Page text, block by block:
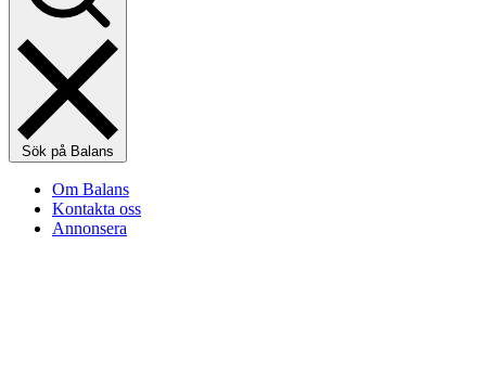
Sök på Balans
Om Balans
Kontakta oss
Annonsera